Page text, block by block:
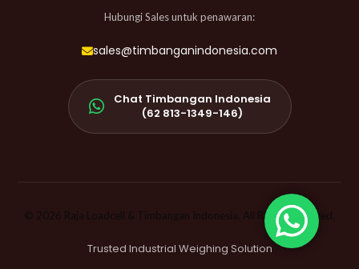
Hubungi Sales untuk penawaran:
sales@timbanganindonesia.com
Chat Timbangan Indonesia
(62 813-1349-146)
© 2026 Raja Loadcell & Timbangan Indonesia. All Rights Reserved.
Trusted Industrial Weighing Solution